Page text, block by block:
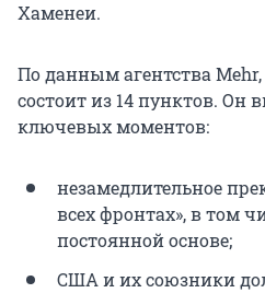
Хаменеи.
По данным агентства
состоит из 14 пунктов. Он
ключевых моментов:
незамедлительное
всех фронтах», в том
постоянной основе;
США и их союзники